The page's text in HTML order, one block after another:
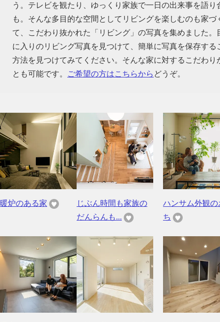
う。テレビを観たり、ゆっくり家族で一日の出来事を語
も。そんな多目的な空間としてリビングを楽しむのも家
て、こだわり抜かれた「リビング」の写真を集めました
に入りのリビング写真を見つけて、簡単に写真を保存す
方法を見つけてみてください。そんな家に対するこだわ
とも可能です。
ご希望の方はこちらから どうぞ。
暖炉のある家
じぶん時間も家族の
だんらんも...
ハンサム外観の
ち